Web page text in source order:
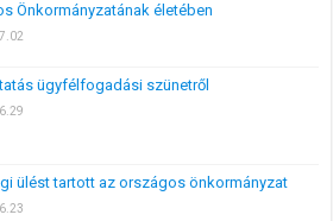
Önkormányzatának életében
ügyfélfogadási szünetről
ülést tartott az országos önkormányzat